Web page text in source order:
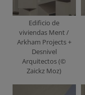
Edificio de
viviendas Ment /
Arkham Projects +
Desnivel
Arquitectos (©
Zaickz Moz)